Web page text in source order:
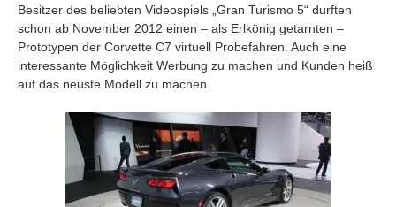
Besitzer des beliebten Videospiels „Gran Turismo 5“ durften
schon ab November 2012 einen – als Erlkönig getarnten –
Prototypen der Corvette C7 virtuell Probefahren. Auch eine
interessante Möglichkeit Werbung zu machen und Kunden heiß
auf das neuste Modell zu machen.